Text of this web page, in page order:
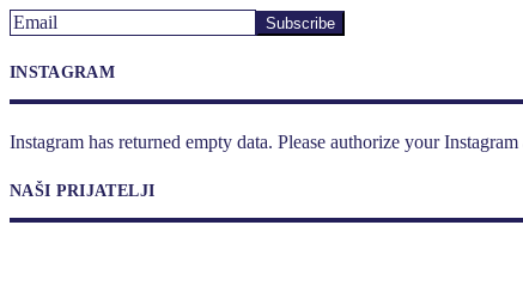
INSTAGRAM
Instagram has returned empty data. Please authorize your
NAŠI PRIJATELJI